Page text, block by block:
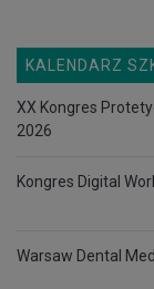
KALENDARZ
XX Kongres
2026
Kongres Digital
Warsaw Dental